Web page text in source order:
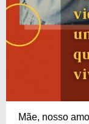
Mãe, nosso